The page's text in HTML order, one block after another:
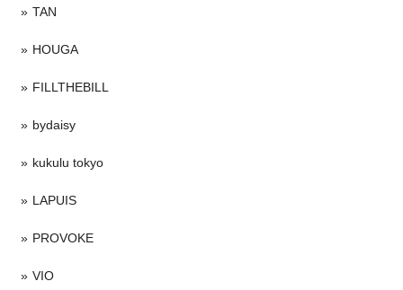
TAN
HOUGA
FILLTHEBILL
bydaisy
kukulu tokyo
LAPUIS
PROVOKE
VIO